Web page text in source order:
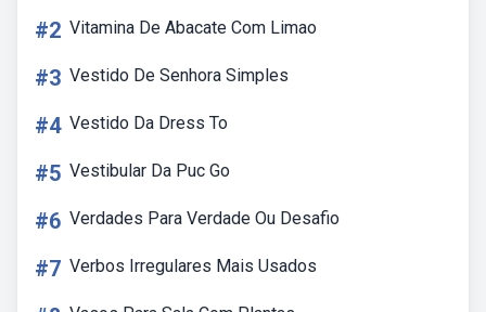
#2 Vitamina De Abacate Com Limao
#3 Vestido De Senhora Simples
#4 Vestido Da Dress To
#5 Vestibular Da Puc Go
#6 Verdades Para Verdade Ou Desafio
#7 Verbos Irregulares Mais Usados